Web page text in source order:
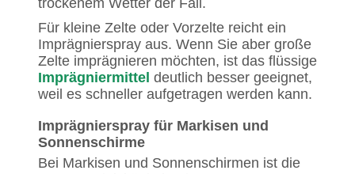
trockenem Wetter der Fall.
Für kleine Zelte oder Vorzelte reicht ein
Imprägnierspray aus. Wenn Sie aber große
Zelte imprägnieren möchten, ist das flüssige
Imprägniermittel deutlich besser geeignet,
weil es schneller aufgetragen werden kann.
Imprägnierspray für Markisen und
Sonnenschirme
Bei Markisen und Sonnenschirmen ist die